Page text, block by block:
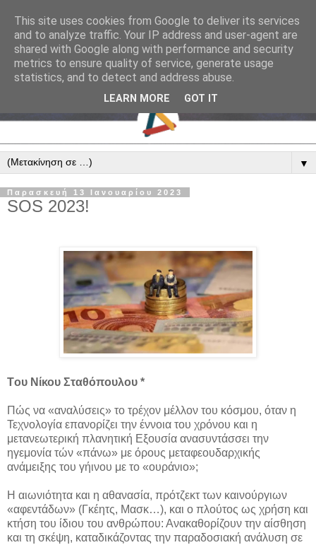
▼
Παρασκευή 13 Ιανουαρίου 2023
SOS 2023!
Tου Νίκου Σταθόπουλου *
Πώς να «αναλύσεις» το τρέχον μέλλον του κόσμου, όταν η
Τεχνολογία επανορίζει την έννοια του χρόνου και η
μετανεωτερική πλανητική Εξουσία ανασυντάσσει την
ηγεμονία τών «πάνω» με όρους μεταφεουδαρχικής
ανάμειξης του γήινου με το «ουράνιο»;
H αιωνιότητα και η αθανασία, πρότζεκτ των καινούργιων
«αφεντάδων» (Γκέητς, Μασκ…), και ο πλούτος ως χρήση και
κτήση του ίδιου του ανθρώπου: Ανακαθορίζουν την αίσθηση
και τη σκέψη, καταδικάζοντας την παραδοσιακή ανάλυση σε
This site uses cookies from Google to deliver its services
and to analyze traffic. Your IP address and user-agent are
shared with Google along with performance and security
metrics to ensure quality of service, generate usage
statistics, and to detect and address abuse.
LEARN MORE GOT IT